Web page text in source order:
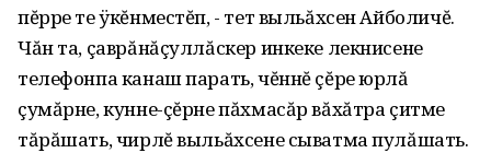
пĕрре те ÿкĕнместĕп, - тет выльăхсен Айболичĕ.
Чăн та‚ çаврăнăçуллăскер инкеке лекнисене
телефонпа канаш парать, чĕннĕ çĕре юрлă
çумăрне‚ кунне-çĕрне пăхмасăр вăхăтра çитме
тăрăшать‚ чирлĕ выльăхсене сыватма пулăшать.